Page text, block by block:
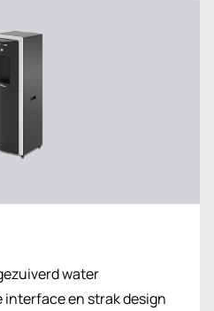
water
en strak design